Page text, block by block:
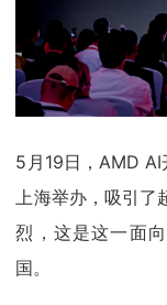
5月19日，AMD
上海举办，吸引
烈，这是这一面
国。